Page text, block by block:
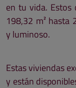
en tu vida. Estos
198,32 m² hasta
y luminoso.
Estas viviendas
y están